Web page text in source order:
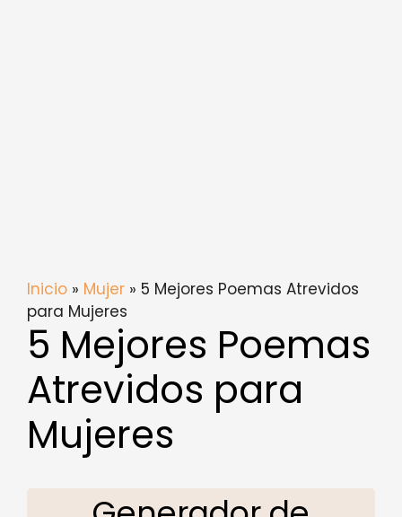
Inicio » Mujer » 5 Mejores Poemas Atrevidos
para Mujeres
5 Mejores Poemas
Atrevidos para
Mujeres